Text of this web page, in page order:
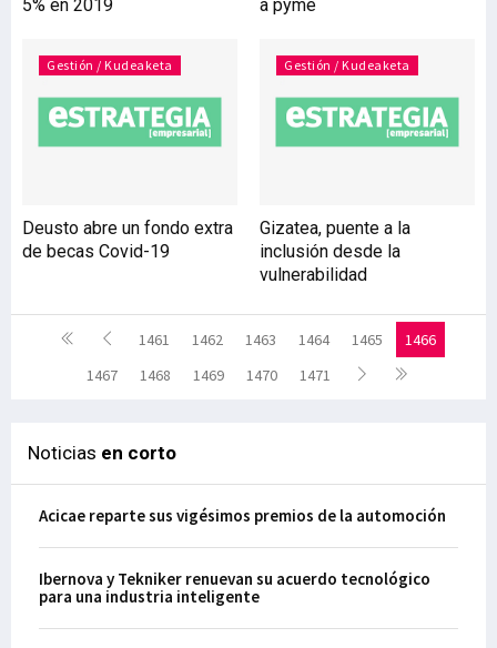
5% en 2019
a pyme
Gestión / Kudeaketa
Deusto abre un fondo extra
de becas Covid-19
Gestión / Kudeaketa
Gizatea, puente a la
inclusión desde la
vulnerabilidad
1461 1462 1463 1464 1465
1466
1467
1468 1469 1470 1471
Noticias en corto
Acicae reparte sus vigésimos premios de la automoción
Ibernova y Tekniker renuevan su acuerdo tecnológico
para una industria inteligente